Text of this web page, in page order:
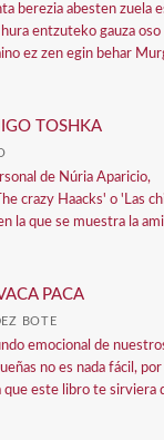
berezia abesten zuela
entzuteko gauza oso
ez zen egin behar
TOSHKA
de Núria Aparicio,
crazy Haacks' o 'Las
la que se muestra la
PACA
BOTE
emocional de
no es nada fácil, por
que este libro te sirviera